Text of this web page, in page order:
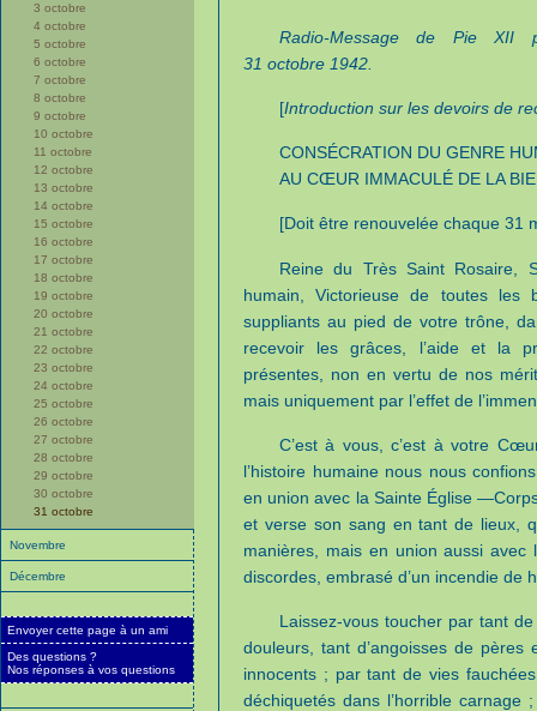
3 octobre
4 octobre
5 octobre
6 octobre
7 octobre
8 octobre
9 octobre
10 octobre
11 octobre
12 octobre
13 octobre
14 octobre
15 octobre
16 octobre
17 octobre
18 octobre
19 octobre
20 octobre
21 octobre
22 octobre
23 octobre
24 octobre
25 octobre
26 octobre
27 octobre
28 octobre
29 octobre
30 octobre
31 octobre
Novembre
Décembre
Envoyer cette page à un ami
Des questions ?
Nos réponses à vos questions
Radio-Message de Pie XII
31 octobre 1942.
[Introduction sur les devoirs de
CONSÉCRATION DU GENRE
AU CŒUR IMMACULÉ DE LA
[Doit être renouvelée chaque 31
Reine du Très Saint Rosaire,
humain, Victorieuse de toutes les
suppliants au pied de votre trône,
recevoir les grâces, l’aide et la
présentes, non en vertu de nos
mais uniquement par l’effet de
C’est à vous, c’est à votre
l’histoire humaine nous nous
en union avec la Sainte Église
et verse son sang en tant de lieux,
manières, mais en union aussi
discordes, embrasé d’un incendie de
Laissez-vous toucher par tant
douleurs, tant d’angoisses de pères
innocents ; par tant de vies
déchiquetés dans l’horrible carnage